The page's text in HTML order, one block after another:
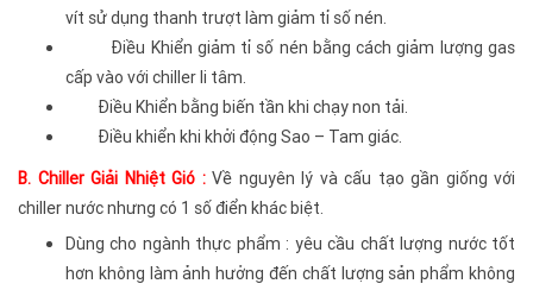
vít sử dụng thanh trượt làm giảm tỉ số nén.
Điều Khiển giảm tỉ số nén bằng cách giảm lượng gas
cấp vào với chiller li tâm.
Điều Khiển bằng biến tần khi chạy non tải.
Điều khiển khi khởi động Sao – Tam giác.
B. Chiller Giải Nhiệt Gió : Về nguyên lý và cấu tạo gần giống với
chiller nước nhưng có 1 số điển khác biệt.
Dùng cho ngành thực phẩm : yêu cầu chất lượng nước tốt
hơn không làm ảnh hưởng đến chất lượng sản phẩm không